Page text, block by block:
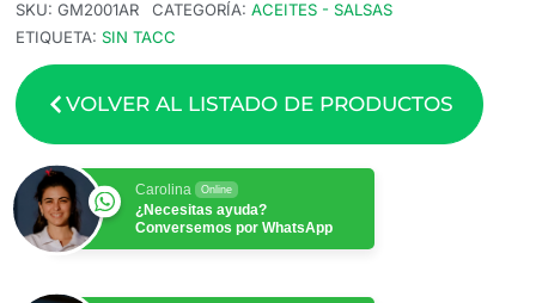
SKU: GM2001AR CATEGORÍA: ACEITES - SALSAS
ETIQUETA: SIN TACC
VOLVER AL LISTADO DE PRODUCTOS
Carolina Online
¿Necesitas ayuda?
Conversemos por WhatsApp